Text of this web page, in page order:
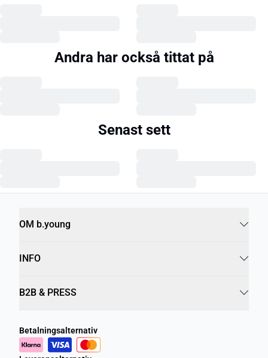
Andra har också tittat på
Senast sett
OM b.young
INFO
B2B & PRESS
Betalningsalternativ